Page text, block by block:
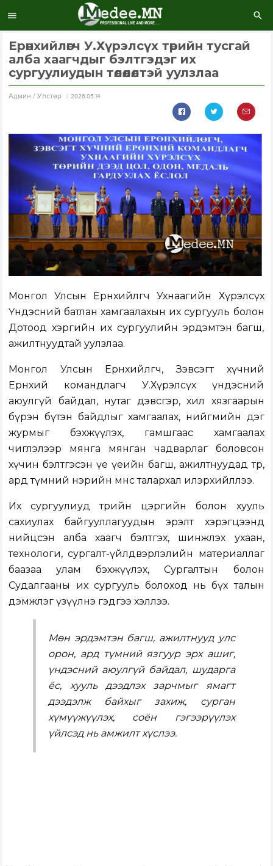
Ерөнхийлөгч У.Хүрэлсүх төрийн тусгай
алба хаагчдыг бэлтгэдэг их
сургуулиудын төлөөлөлтэй уулзлаа
Aдмин / Улстөр 2026.05.14
Монгол Улсын Ерөнхийлөгч Ухнаагийн Хүрэлсүх
Үндэсний батлан хамгаалахын их сургууль болон
Дотоод хэргийн их сургуулийн эрдэмтэн багш,
ажилтнуудтай уулзлаа.
Монгол Улсын Ерөнхийлөгч, Зэвсэгт хүчний
Ерөнхий командлагч У.Хүрэлсүх үндэсний
аюулгүй байдал, нутаг дэвсгэр, хил хязгаарын
бүрэн бүтэн байдлыг хамгаалах, нийгмийн дэг
журмыг бэхжүүлэх, гамшгаас хамгаалах
чиглэлээр мянга мянган чадварлаг боловсон
хүчин бэлтгэсэн үе үеийн багш, ажилтнуудад төр,
ард түмний нэрийн өмнөөс талархал илэрхийллээ.
Их сургуулиуд төрийн цэргийн болон хууль
сахиулах байгууллагуудын эрэлт хэрэгцээнд
нийцсэн алба хаагч бэлтгэх, шинжлэх ухаан,
технологи, сургалт-үйлдвэрлэлийн материаллаг
баазаа улам бэхжүүлэх, Сургалтын болон
Судалгааны их сургууль болоход нь бүх талын
дэмжлэг үзүүлнэ гэдгээ хэллээ.
Мөн эрдэмтэн багш, ажилтнууд улс
орон, ард түмний язгуур эрх ашиг,
үндэсний аюулгүй байдал, шударга
ёс, хууль дээдлэх зарчмыг ямагт
дээдэлж байхыг захиж, сурган
хүмүүжүүлэх, соён гэгээрүүлэх
үйлсэд нь амжилт хүслээ.